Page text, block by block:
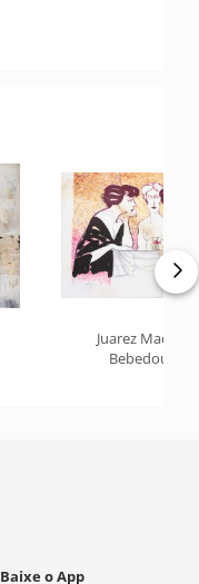
Juarez
Bebedouras
Baixe o App